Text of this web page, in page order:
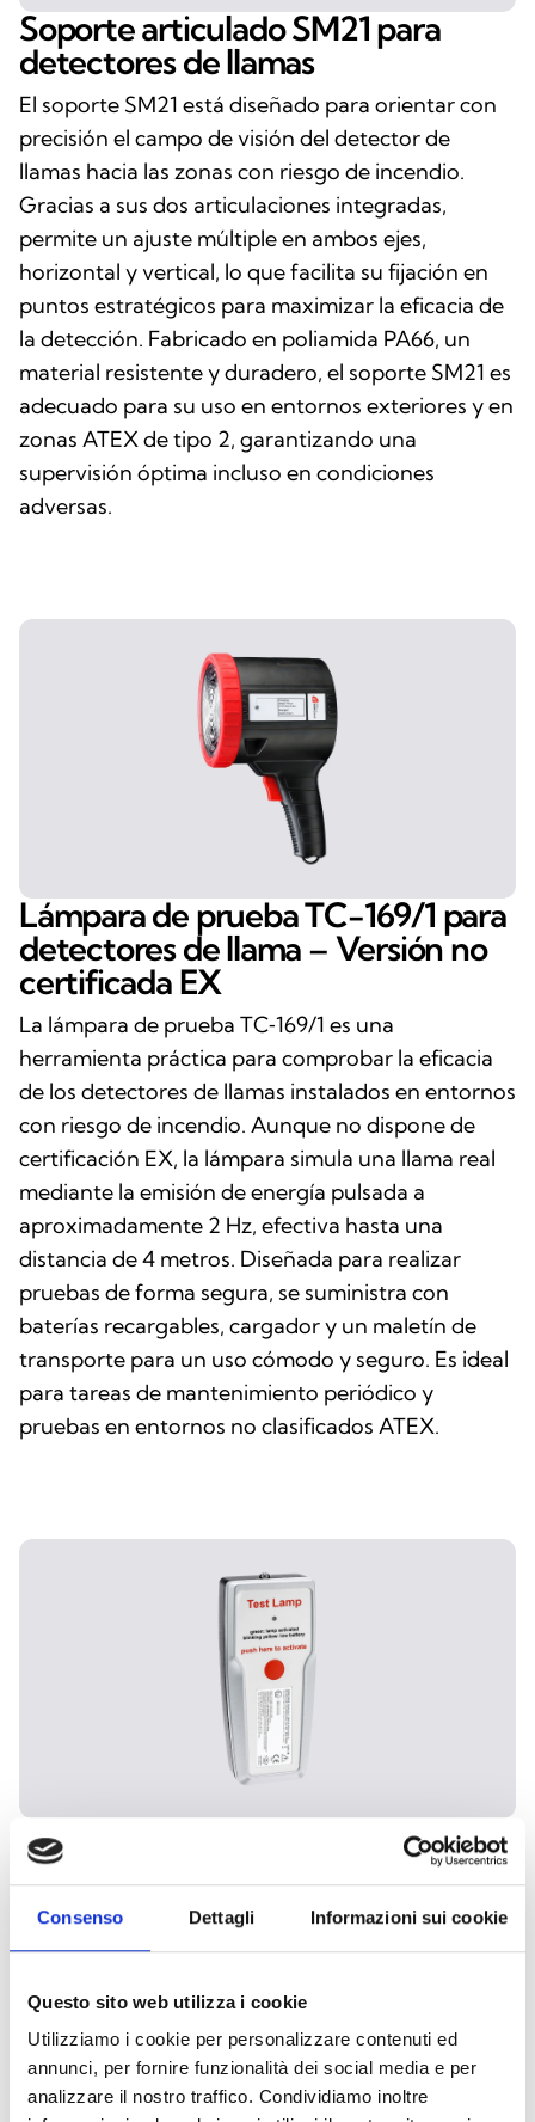
Consenso Dettagli Informazioni sui cookie
Questo sito web utilizza i cookie
Utilizziamo i cookie per personalizzare contenuti ed
annunci, per fornire funzionalità dei social media e per
analizzare il nostro traffico. Condividiamo inoltre
Soporte articulado SM21 para
detectores de llamas
El soporte SM21 está diseñado para orientar con
precisión el campo de visión del detector de
llamas hacia las zonas con riesgo de incendio.
Gracias a sus dos articulaciones integradas,
permite un ajuste múltiple en ambos ejes,
horizontal y vertical, lo que facilita su fijación en
puntos estratégicos para maximizar la eficacia de
la detección. Fabricado en poliamida PA66, un
material resistente y duradero, el soporte SM21 es
adecuado para su uso en entornos exteriores y en
zonas ATEX de tipo 2, garantizando una
supervisión óptima incluso en condiciones
adversas.
Lámpara de prueba TC-169/1 para
detectores de llama – Versión no
certificada EX
La lámpara de prueba TC‑169/1 es una
herramienta práctica para comprobar la eficacia
de los detectores de llamas instalados en entornos
con riesgo de incendio. Aunque no dispone de
certificación EX, la lámpara simula una llama real
mediante la emisión de energía pulsada a
aproximadamente 2 Hz, efectiva hasta una
distancia de 4 metros. Diseñada para realizar
pruebas de forma segura, se suministra con
baterías recargables, cargador y un maletín de
transporte para un uso cómodo y seguro. Es ideal
para tareas de mantenimiento periódico y
pruebas en entornos no clasificados ATEX.
Lámpara de prueba TC-940/1Z
intrínsecamente segura para
entornos ATEX
La lámpara de prueba TC‑169/1 es una
de los detectores de llamas instalados en entornos
con riesgo de incendio. Aunque no dispone de
certificación EX, la lámpara simula una llama real
mediante la emisión de energía pulsada a